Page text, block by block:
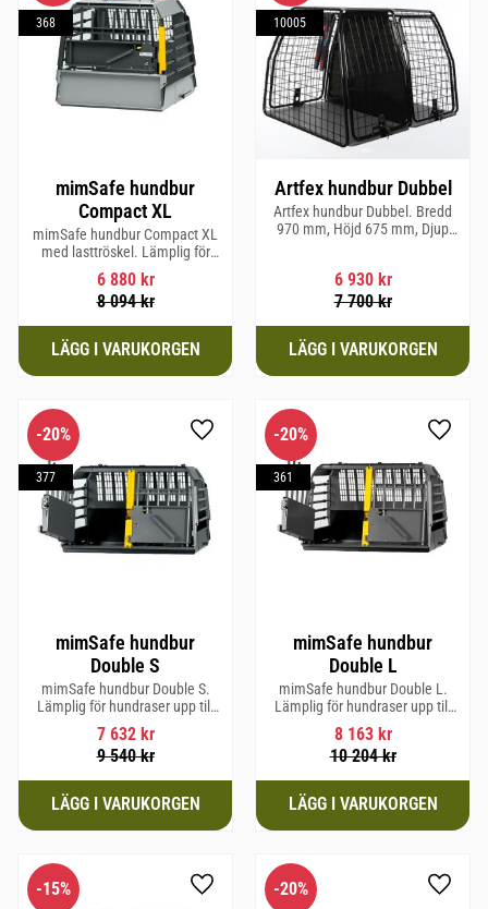
mimSafe hundbur
Compact XL
mimSafe hundbur Compact XL
med lasttröskel. Lämplig för
hundraser upp till 58 cm i
mankhöjd.
6 880kr
8 094kr
368
Artfex hundbur Dubbel
Artfex hundbur Dubbel. Bredd
970 mm, Höjd 675 mm, Djup
6 930kr
7 700kr
10005
mimSafe hundbur
Double S
mimSafe hundbur Double S.
Lämplig för hundraser upp till
52 cm i mankhöjd.
7 632kr
9 540kr
20%
377
Lägg till i favoriter
mimSafe hundbur
Double L
mimSafe hundbur Double L.
Lämplig för hundraser upp till
58 cm i mankhöjd.
8 163kr
10 204kr
20%
361
Lägg
15% Lägg till i favoriter
20% Lägg